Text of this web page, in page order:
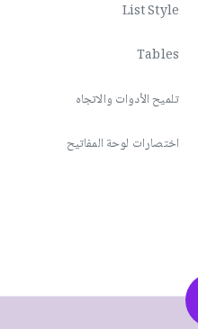
List Style
Tables
تلميح الأدوات والاتجاه
اختصارات لوحة المفاتيح